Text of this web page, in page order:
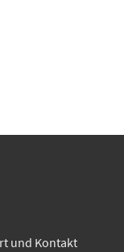
und Kontakt